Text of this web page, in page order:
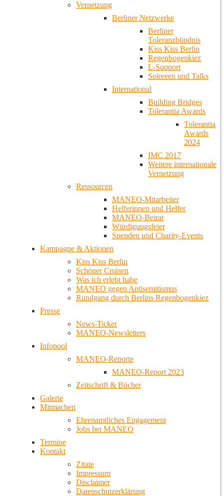
Vernetzung
Berliner Netzwerke
Berliner
Toleranzbündnis
Kiss Kiss Berlin
Regenbogenkiez
L-Support
Soireeen und Talks
International
Building Bridges
Tolerantia Awards
Tolerantia
Awards
2024
IMC 2017
Weitere internationale
Vernetzung
Ressourcen
MANEO-Mitarbeiter
Helferinnen und Helfer
MANEO-Beirat
Würdigungsfeier
Spenden und Charity-Events
Kampagne & Aktionen
Kiss Kiss Berlin
Schöner Cruisen
Was ich erlebt habe
MANEO gegen Antisemitismus
Rundgang durch Berlins Regenbogenkiez
Presse
News-Ticker
MANEO-Newsletters
Infopool
MANEO-Reporte
MANEO-Report 2023
Zeitschrift & Bücher
Galerie
Mitmachen
Ehrenamtliches Engagement
Jobs bei MANEO
Termine
Kontakt
Zitate
Impressum
Disclaimer
Datenschutzerklärung